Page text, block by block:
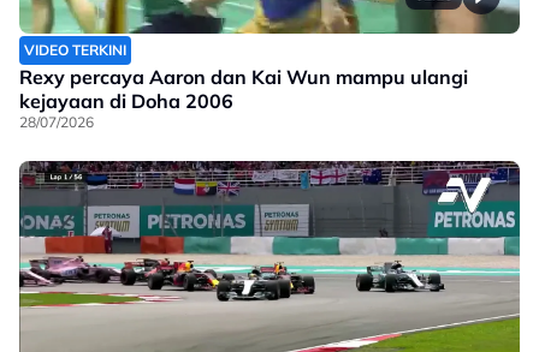
VIDEO TERKINI
Rexy percaya Aaron dan Kai Wun mampu ulangi
kejayaan di Doha 2006
28/07/2026